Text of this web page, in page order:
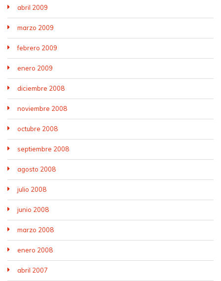
abril 2009
marzo 2009
febrero 2009
enero 2009
diciembre 2008
noviembre 2008
octubre 2008
septiembre 2008
agosto 2008
julio 2008
junio 2008
marzo 2008
enero 2008
abril 2007